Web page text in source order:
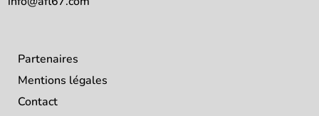
Partenaires
Mentions légales
Contact